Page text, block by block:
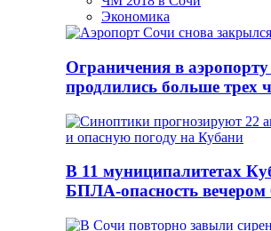
Экономика
Ограничения в
продлились больше трех
В 11 муниципалитетах
БПЛА-опасность вечером